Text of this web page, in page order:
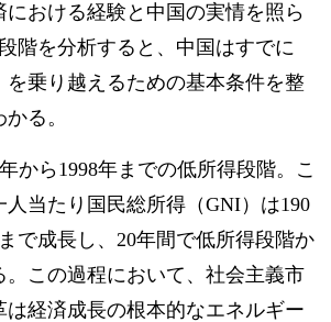
における経験と中国の実情を照ら
階を分析すると、中国はすでに
を乗り越えるための基本条件を整
る。
から1998年までの低所得段階。こ
当たり国民総所得（GNI）は190
で成長し、20年間で低所得段階か
。この過程において、社会主義市
は経済成長の根本的なエネルギー